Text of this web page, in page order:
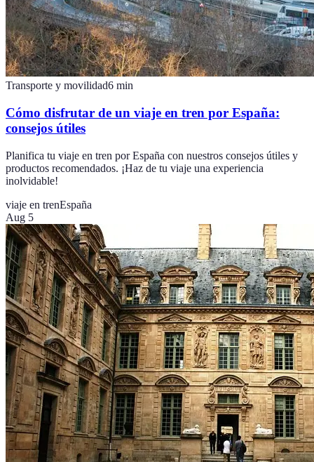
Transporte y movilidad6 min
Cómo disfrutar de un viaje en tren por España:
consejos útiles
Planifica tu viaje en tren por España con nuestros consejos útiles y
productos recomendados. ¡Haz de tu viaje una experiencia
inolvidable!
viaje en trenEspaña
Aug 5